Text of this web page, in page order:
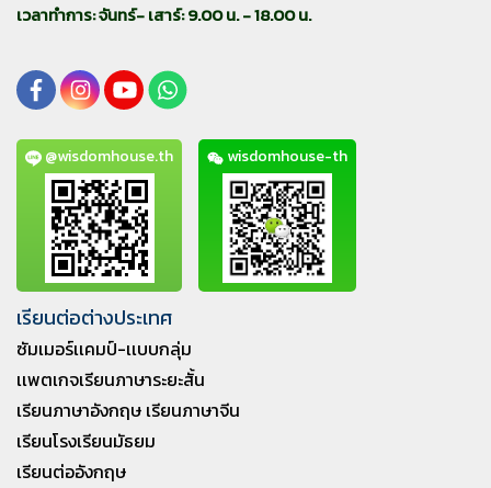
เวลาทำการ: จันทร์- เสาร์: 9.00 น. - 18.00 น.
@wisdomhouse.th wisdomhouse-th
เรียนต่อต่างประเทศ
ซัมเมอร์เเคมป์-เเบบกลุ่ม
เเพตเกจเรียนภาษาระยะสั้น
เรียนภาษาอังกฤษ เรียนภาษาจีน
เรียนโรงเรียนมัธยม
เรียนต่ออังกฤษ